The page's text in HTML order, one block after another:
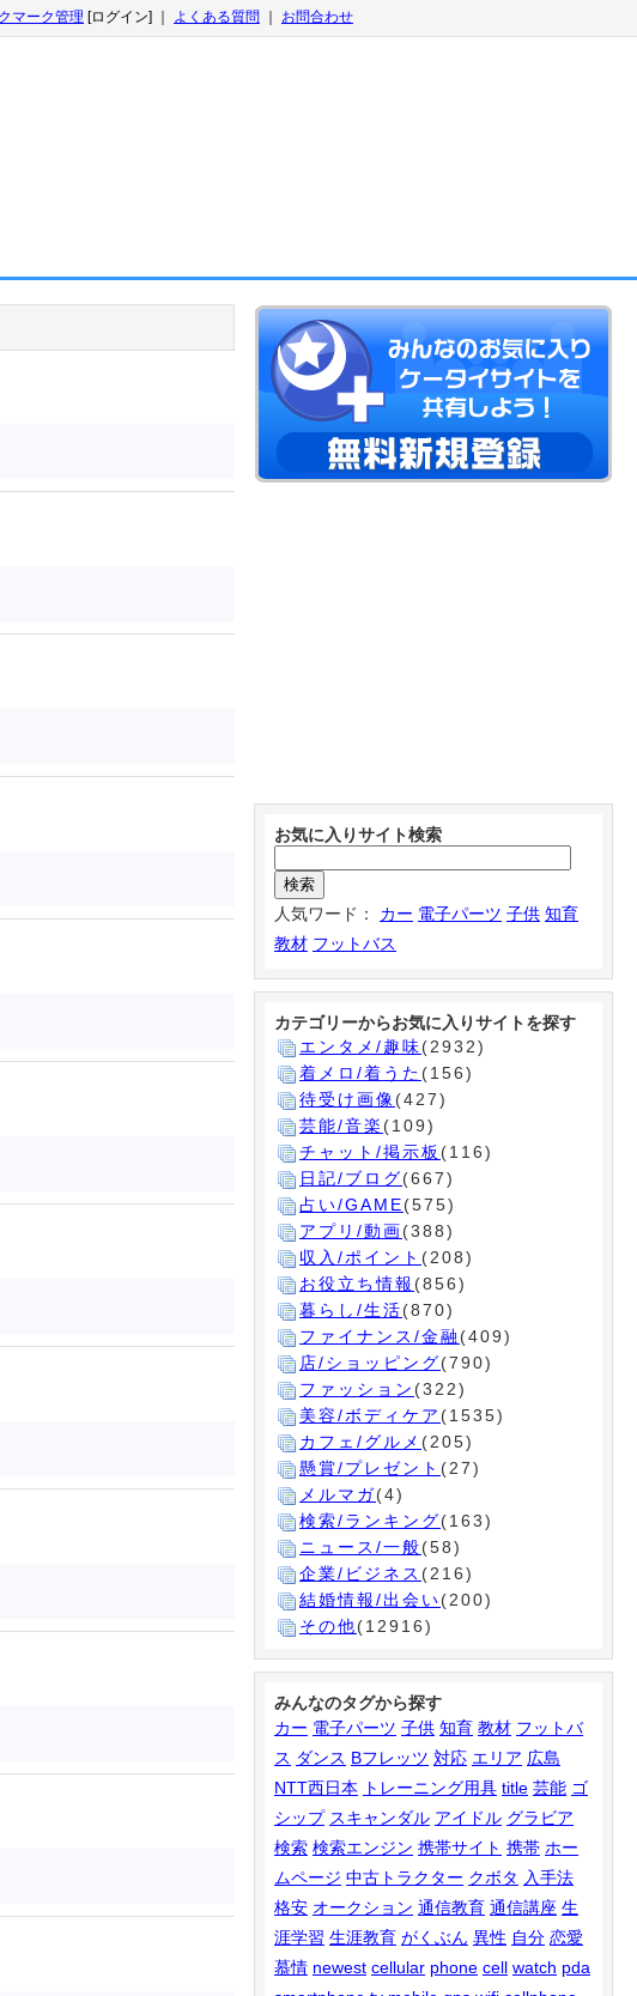
マーク管理 [ログイン] ｜ よくある質問 お問合わせ
お気に入りサイト検索
人気ワード： カー 電子パーツ 子供 知育
教材 フットバス
カテゴリーからお気に入りサイトを探す
エンタメ/趣味(2932)
着メロ/着うた (156)
待受け画像(427)
芸能/音楽 (109)
チャット/掲示板 (116)
日記/ブログ(667)
占い/GAME(575)
アプリ/動画(388)
収入/ポイント (208)
お役立ち情報 (856)
暮らし/生活(870)
ファイナンス/金融 (409)
店/ショッピング(790)
ファッション (322)
美容/ボディケア (1535)
カフェ/グルメ (205)
懸賞/プレゼント (27)
メルマガ(4)
検索/ランキング(163)
ニュース/一般(58)
企業/ビジネス (216)
結婚情報/出会い(200)
その他(12916)
みんなのタグから探す
カー 電子パーツ 子供 知育 教材 フットバ
ス ダンス Bフレッツ 対応 エリア 広島
NTT西日本
トレーニング用具 title 芸能 ゴ
シップ スキャンダル アイドル グラビア
検索 検索エンジン 携帯サイト 携帯 ホー
ムページ 中古トラクター クボタ 入手法
格安 オークション 通信教育 通信講座 生
涯学習 生涯教育 がくぶん 異性 自分 恋愛
慕情 newest cellular phone cell watch pda